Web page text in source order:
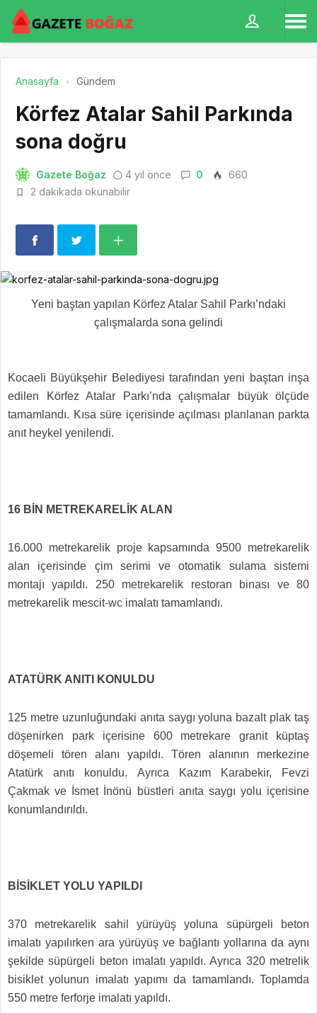
Anasayfa Gündem
Körfez Atalar Sahil Parkında
sona doğru
Gazete Boğaz 4 yıl önce 0
660
2 dakikada okunabilir
Yeni baştan yapılan Körfez Atalar Sahil Parkı’ndaki
çalışmalarda sona gelindi
Kocaeli Büyükşehir Belediyesi tarafından yeni baştan inşa
edilen Körfez Atalar Parkı’nda çalışmalar büyük ölçüde
tamamlandı. Kısa süre içerisinde açılması planlanan parkta
anıt heykel yenilendi.
16 BİN METREKARELİK ALAN
16.000 metrekarelik proje kapsamında 9500 metrekarelik
alan içerisinde çim serimi ve otomatik sulama sistemi
montajı yapıldı. 250 metrekarelik restoran binası ve 80
metrekarelik mescit-wc imalatı tamamlandı.
ATATÜRK ANITI KONULDU
125 metre uzunluğundaki anıta saygı yoluna bazalt plak taş
döşenirken park içerisine 600 metrekare granit küptaş
döşemeli tören alanı yapıldı. Tören alanının merkezine
Atatürk anıtı konuldu. Ayrıca Kazım Karabekir, Fevzi
Çakmak ve İsmet İnönü büstleri anıta saygı yolu içerisine
konumlandırıldı.
BİSİKLET YOLU YAPILDI
370 metrekarelik sahil yürüyüş yoluna süpürgeli beton
imalatı yapılırken ara yürüyüş ve bağlantı yollarına da aynı
şekilde süpürgeli beton imalatı yapıldı. Ayrıca 320 metrelik
bisiklet yolunun imalatı yapımı da tamamlandı. Toplamda
550 metre ferforje imalatı yapıldı.